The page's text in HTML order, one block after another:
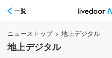
一覧
ニューストップ > 地上デジタル
地上デジタル